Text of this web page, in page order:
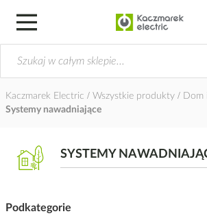
Kaczmarek Electric Wszystkie produkty
Dom
Systemy nawadniające
SYSTEMY
Podkategorie